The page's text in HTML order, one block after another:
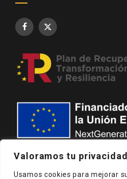
Valoramos tu privacidad
Usamos cookies para mejorar